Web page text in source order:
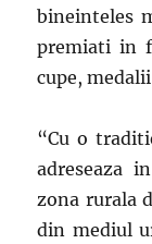
bineinteles
premiati in
cupe,
“Cu o
adreseaza
zona rurala
din mediul